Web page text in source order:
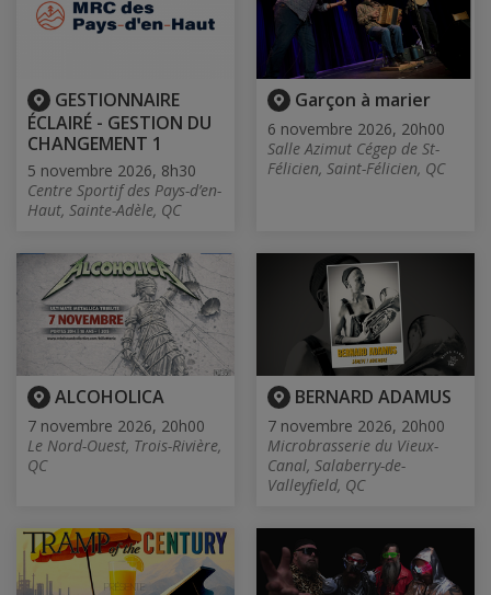
GESTIONNAIRE
ÉCLAIRÉ - GESTION DU
CHANGEMENT 1
5 novembre 2026, 8h30
Centre Sportif des Pays-d’en-
Haut, Sainte-Adèle, QC
Garçon à marier
6 novembre 2026, 20h00
Salle Azimut Cégep de St-
Félicien, Saint-Félicien, QC
ALCOHOLICA
7 novembre 2026, 20h00
Le Nord-Ouest, Trois-Rivière,
QC
BERNARD ADAMUS
7 novembre 2026, 20h00
Microbrasserie du Vieux-
Canal, Salaberry-de-
Valleyfield, QC